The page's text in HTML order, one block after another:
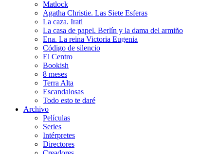
Matlock
Agatha Christie. Las Siete Esferas
La caza. Irati
La casa de papel. Berlín y la dama del armiño
Ena. La reina Victoria Eugenia
Código de silencio
El Centro
Bookish
8 meses
Terra Alta
Escandalosas
Todo esto te daré
Archivo
Películas
Series
Intérpretes
Directores